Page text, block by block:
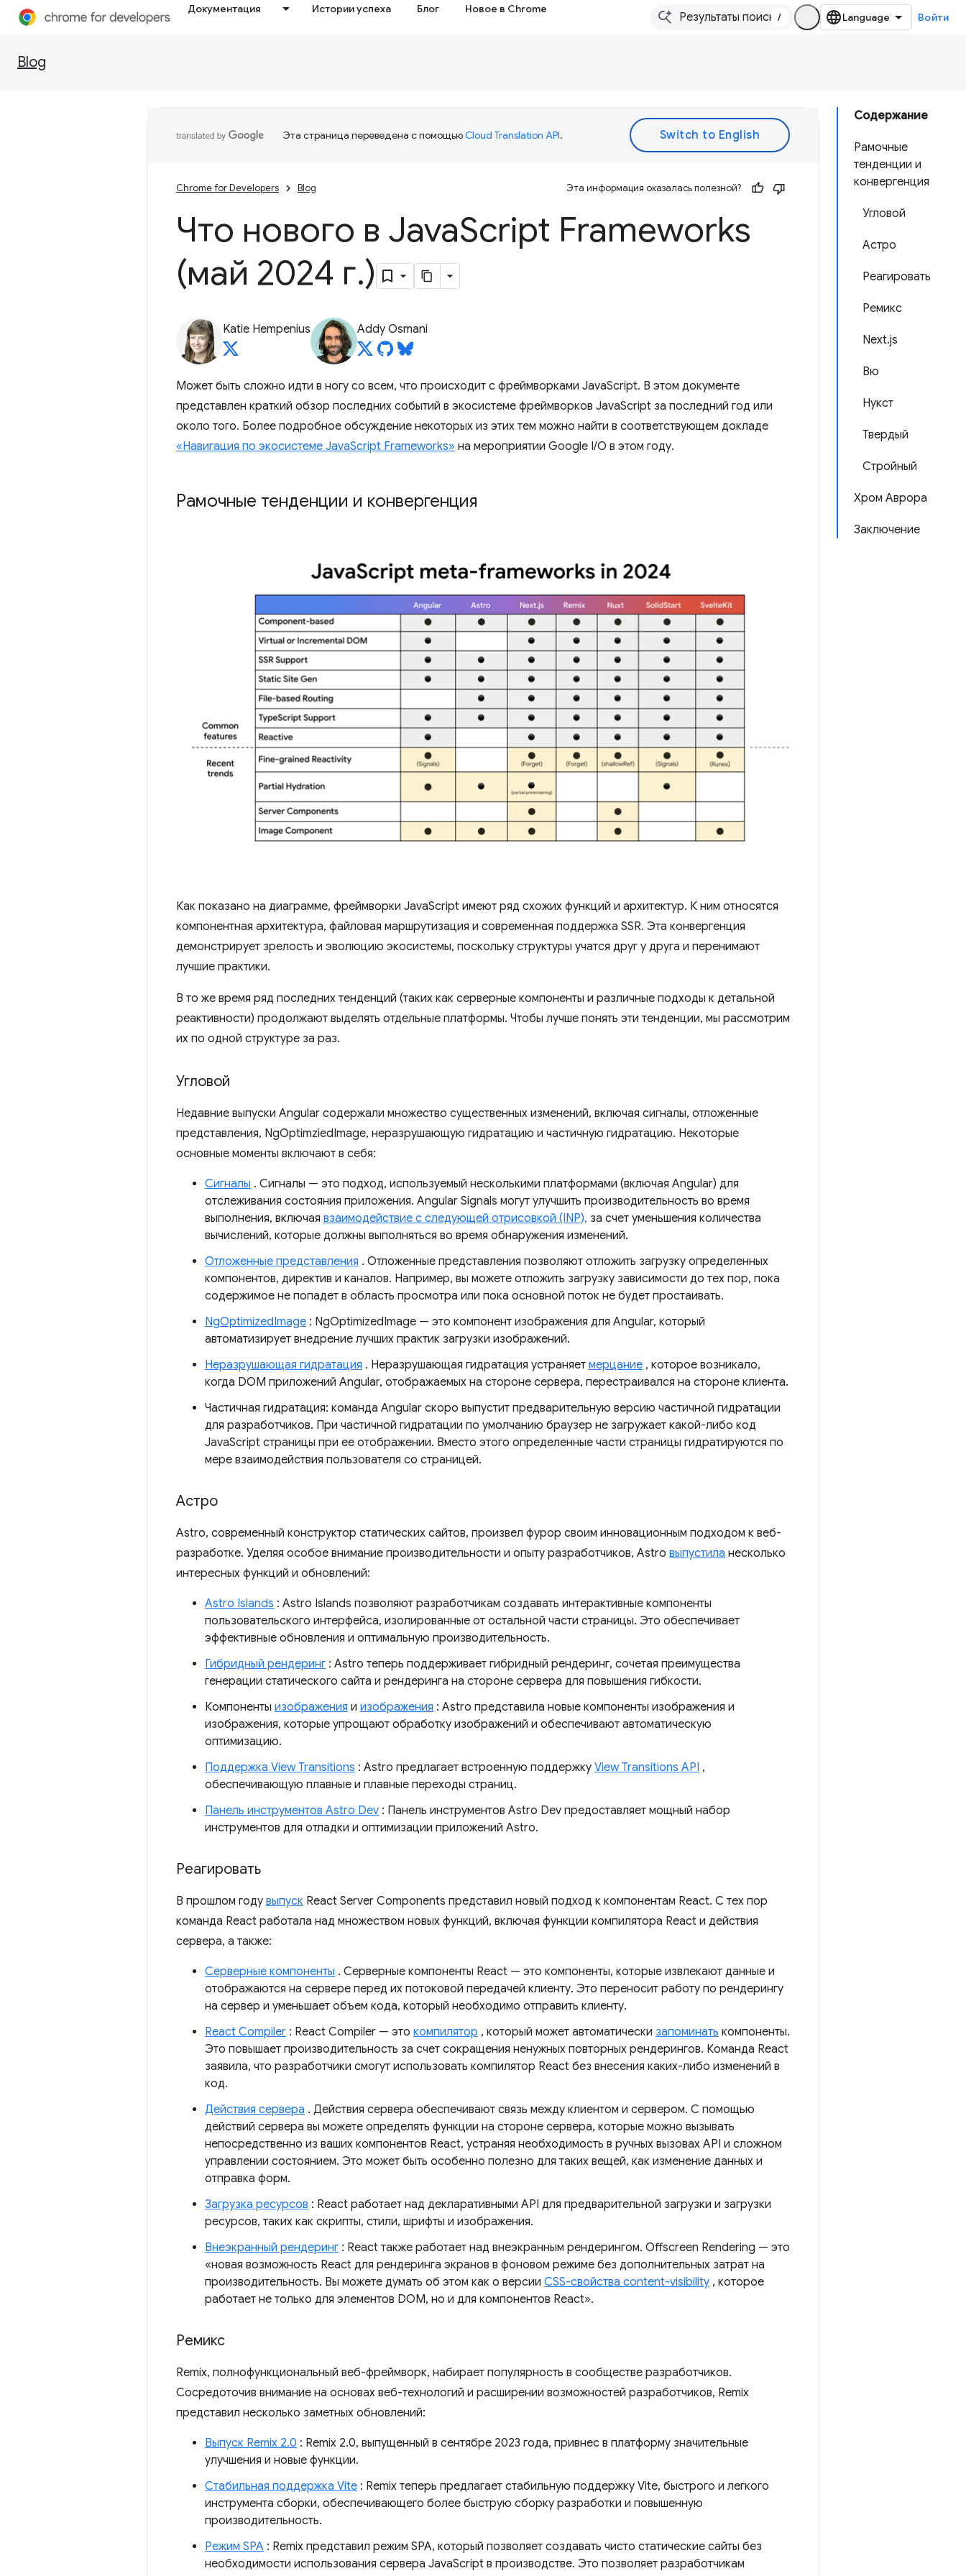
Документация Истории успеха Блог Новое в Chrome
/ Войти
Blog
Содержание
Рамочные
тенденции и
конвергенция
Угловой
Астро
Реагировать
Ремикс
Next.js
Вю
Нукст
Твердый
Стройный
Хром Аврора
Заключение
Эта страница переведена с помощьюCloud Translation API.
Chrome for Developers Blog Эта информация оказалась полезной?
Что нового в JavaScript Frameworks
(май 2024 г.)
Katie Hempenius Addy Osmani
Может быть сложно идти в ногу со всем, что происходит с фреймворками JavaScript. В этом документе
представлен краткий обзор последних событий в экосистеме фреймворков JavaScript за последний год или
около того. Более подробное обсуждение некоторых из этих тем можно найти в соответствующем докладе
«Навигация по экосистеме JavaScript Frameworks» на мероприятии Google I/O в этом году.
Рамочные тенденции и конвергенция
Как показано на диаграмме, фреймворки JavaScript имеют ряд схожих функций и архитектур. К ним относятся
компонентная архитектура, файловая маршрутизация и современная поддержка SSR. Эта конвергенция
демонстрирует зрелость и эволюцию экосистемы, поскольку структуры учатся друг у друга и перенимают
лучшие практики.
В то же время ряд последних тенденций (таких как серверные компоненты и различные подходы к детальной
реактивности) продолжают выделять отдельные платформы. Чтобы лучше понять эти тенденции, мы рассмотрим
их по одной структуре за раз.
Угловой
Недавние выпуски Angular содержали множество существенных изменений, включая сигналы, отложенные
представления, NgOptimziedImage, неразрушающую гидратацию и частичную гидратацию. Некоторые
основные моменты включают в себя:
Сигналы . Сигналы — это подход, используемый несколькими платформами (включая Angular) для
отслеживания состояния приложения. Angular Signals могут улучшить производительность во время
выполнения, включая взаимодействие с следующей отрисовкой (INP), за счет уменьшения количества
вычислений, которые должны выполняться во время обнаружения изменений.
Отложенные представления . Отложенные представления позволяют отложить загрузку определенных
компонентов, директив и каналов. Например, вы можете отложить загрузку зависимости до тех пор, пока
содержимое не попадет в область просмотра или пока основной поток не будет простаивать.
NgOptimizedImage : NgOptimizedImage — это компонент изображения для Angular, который
автоматизирует внедрение лучших практик загрузки изображений.
Неразрушающая гидратация . Неразрушающая гидратация устраняет мерцание , которое возникало,
когда DOM приложений Angular, отображаемых на стороне сервера, перестраивался на стороне клиента.
Частичная гидратация: команда Angular скоро выпустит предварительную версию частичной гидратации
для разработчиков. При частичной гидратации по умолчанию браузер не загружает какой-либо код
JavaScript страницы при ее отображении. Вместо этого определенные части страницы гидратируются по
мере взаимодействия пользователя со страницей.
Астро
Astro, современный конструктор статических сайтов, произвел фурор своим инновационным подходом к веб-
разработке. Уделяя особое внимание производительности и опыту разработчиков, Astro выпустила несколько
интересных функций и обновлений:
Astro Islands : Astro Islands позволяют разработчикам создавать интерактивные компоненты
пользовательского интерфейса, изолированные от остальной части страницы. Это обеспечивает
эффективные обновления и оптимальную производительность.
Гибридный рендеринг : Astro теперь поддерживает гибридный рендеринг, сочетая преимущества
генерации статического сайта и рендеринга на стороне сервера для повышения гибкости.
Компоненты изображения и изображения : Astro представила новые компоненты изображения и
изображения, которые упрощают обработку изображений и обеспечивают автоматическую
оптимизацию.
Поддержка View Transitions : Astro предлагает встроенную поддержку View Transitions API ,
обеспечивающую плавные и плавные переходы страниц.
Панель инструментов Astro Dev : Панель инструментов Astro Dev предоставляет мощный набор
инструментов для отладки и оптимизации приложений Astro.
Реагировать
В прошлом году выпуск React Server Components представил новый подход к компонентам React. С тех пор
команда React работала над множеством новых функций, включая функции компилятора React и действия
сервера, а также:
Серверные компоненты . Серверные компоненты React — это компоненты, которые извлекают данные и
отображаются на сервере перед их потоковой передачей клиенту. Это переносит работу по рендерингу
на сервер и уменьшает объем кода, который необходимо отправить клиенту.
React Compiler : React Compiler — это компилятор , который может автоматически запоминать компоненты.
Это повышает производительность за счет сокращения ненужных повторных рендерингов. Команда React
заявила, что разработчики смогут использовать компилятор React без внесения каких-либо изменений в
код.
Действия сервера . Действия сервера обеспечивают связь между клиентом и сервером. С помощью
действий сервера вы можете определять функции на стороне сервера, которые можно вызывать
непосредственно из ваших компонентов React, устраняя необходимость в ручных вызовах API и сложном
управлении состоянием. Это может быть особенно полезно для таких вещей, как изменение данных и
отправка форм.
Загрузка ресурсов : React работает над декларативными API для предварительной загрузки и загрузки
ресурсов, таких как скрипты, стили, шрифты и изображения.
Внеэкранный рендеринг : React также работает над внеэкранным рендерингом. Offscreen Rendering — это
«новая возможность React для рендеринга экранов в фоновом режиме без дополнительных затрат на
производительность. Вы можете думать об этом как о версии CSS-свойства content-visibility , которое
работает не только для элементов DOM, но и для компонентов React».
Ремикс
Remix, полнофункциональный веб-фреймворк, набирает популярность в сообществе разработчиков.
Сосредоточив внимание на основах веб-технологий и расширении возможностей разработчиков, Remix
представил несколько заметных обновлений:
Выпуск Remix 2.0 : Remix 2.0, выпущенный в сентябре 2023 года, привнес в платформу значительные
улучшения и новые функции.
Стабильная поддержка Vite : Remix теперь предлагает стабильную поддержку Vite, быстрого и легкого
инструмента сборки, обеспечивающего более быструю сборку разработки и повышенную
производительность.
Режим SPA : Remix представил режим SPA, который позволяет создавать чисто статические сайты без
необходимости использования сервера JavaScript в производстве. Это позволяет разработчикам